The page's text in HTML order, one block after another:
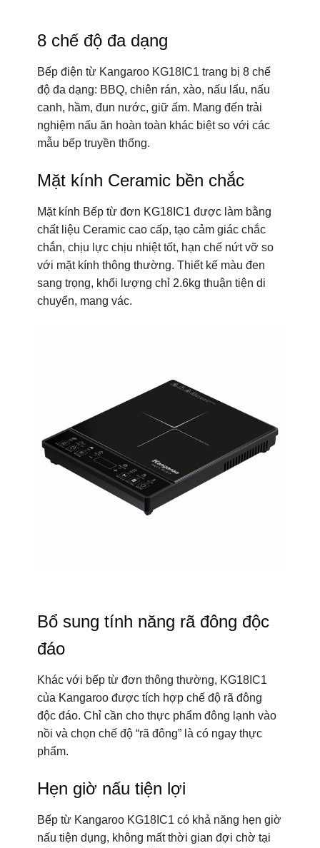
8 chế độ đa dạng
Bếp điện từ Kangaroo KG18IC1 trang bị 8 chế
độ đa dạng: BBQ, chiên rán, xào, nấu lẩu, nấu
canh, hầm, đun nước, giữ ấm. Mang đến trải
nghiệm nấu ăn hoàn toàn khác biệt so với các
mẫu bếp truyền thống.
Mặt kính Ceramic bền chắc
Mặt kính Bếp từ đơn KG18IC1 được làm bằng
chất liệu Ceramic cao cấp, tạo cảm giác chắc
chắn, chịu lực chịu nhiệt tốt, hạn chế nứt vỡ so
với mặt kính thông thường. Thiết kế màu đen
sang trọng, khối lượng chỉ 2.6kg thuận tiện di
chuyển, mang vác.
Bổ sung tính năng rã đông độc
đáo
Khác với bếp từ đơn thông thường, KG18IC1
của Kangaroo được tích hợp chế độ rã đông
độc đáo. Chỉ cần cho thực phẩm đông lạnh vào
nồi và chọn chế độ “rã đông” là có ngay thực
phẩm.
Hẹn giờ nấu tiện lợi
Bếp từ Kangaroo KG18IC1 có khả năng hẹn giờ
nấu tiện dụng, không mất thời gian đợi chờ tại